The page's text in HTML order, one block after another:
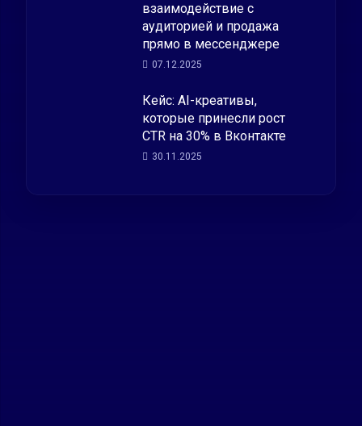
взаимодействие с
аудиторией и продажа
прямо в мессенджере
07.12.2025
Кейс: AI-креативы,
которые принесли рост
CTR на 30% в Вконтакте
30.11.2025